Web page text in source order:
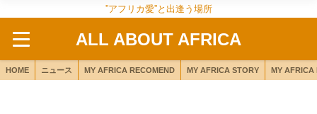
”アフリカ愛”と出逢う場所
ALL ABOUT AFRICA
HOME ニュース MY AFRICA RECOMEND MY AFRICA STORY MY AFRICA